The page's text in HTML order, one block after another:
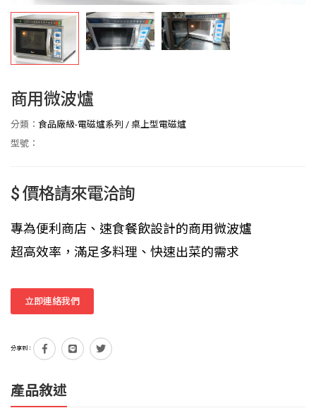
商用微波爐
分類： 食品廠級-電磁爐系列 / 桌上型電磁爐
型號：
$ 價格請來電洽詢
專為便利商店、速食餐飲設計的商用微波爐
超高效率，滿足多料理、快速出菜的需求
立即連絡我們
分享到：
產品敘述